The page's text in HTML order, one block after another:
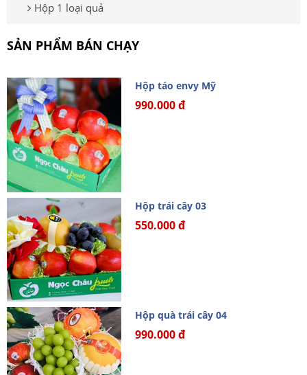
Hộp 1 loại quả
SẢN PHẨM BÁN CHẠY
Hộp táo envy Mỹ
990.000 đ
Hộp trái cây 03
550.000 đ
Hộp quà trái cây 04
990.000 đ